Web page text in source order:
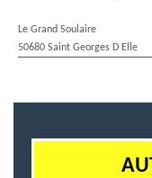
Le Grand Soulaire
50680 Saint Georges D Elle